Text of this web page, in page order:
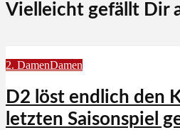
Vielleicht gefällt Dir
2. DamenDamen
D2 löst endlich den
letzten Saisonspiel